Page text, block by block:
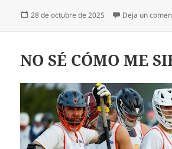
Publicado
28 de octubre de 2025 Deja un
NO SÉ CÓMO ME